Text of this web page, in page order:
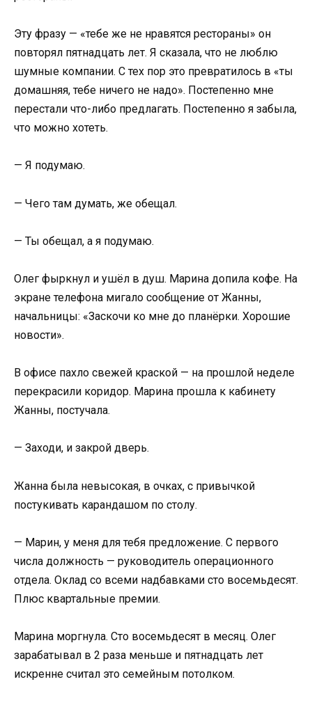
Эту фразу — «тебе же не нравятся рестораны» он
повторял пятнадцать лет. Я сказала, что не люблю
шумные компании. С тех пор это превратилось в «ты
домашняя, тебе ничего не надо». Постепенно мне
перестали что-либо предлагать. Постепенно я забыла,
что можно хотеть.
— Я подумаю.
— Чего там думать, же обещал.
— Ты обещал, а я подумаю.
Олег фыркнул и ушёл в душ. Марина допила кофе. На
экране телефона мигало сообщение от Жанны,
начальницы: «Заскочи ко мне до планёрки. Хорошие
новости».
В офисе пахло свежей краской — на прошлой неделе
перекрасили коридор. Марина прошла к кабинету
Жанны, постучала.
— Заходи, и закрой дверь.
Жанна была невысокая, в очках, с привычкой
постукивать карандашом по столу.
— Марин, у меня для тебя предложение. С первого
числа должность — руководитель операционного
отдела. Оклад со всеми надбавками сто восемьдесят.
Плюс квартальные премии.
Марина моргнула. Сто восемьдесят в месяц. Олег
зарабатывал в 2 раза меньше и пятнадцать лет
искренне считал это семейным потолком.